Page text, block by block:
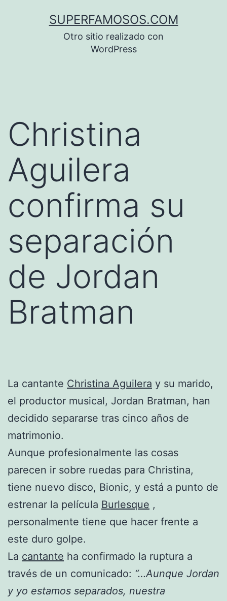
SUPERFAMOSOS.COM
Otro sitio realizado con
WordPress
Christina
Aguilera
confirma su
separación
de Jordan
Bratman
La cantante Christina Aguilera y su marido,
el productor musical, Jordan Bratman, han
decidido separarse tras cinco años de
matrimonio.
Aunque profesionalmente las cosas
parecen ir sobre ruedas para Christina,
tiene nuevo disco, Bionic, y está a punto de
estrenar la película Burlesque ,
personalmente tiene que hacer frente a
este duro golpe.
La cantante ha confirmado la ruptura a
través de un comunicado: “…Aunque Jordan
y yo estamos separados, nuestra